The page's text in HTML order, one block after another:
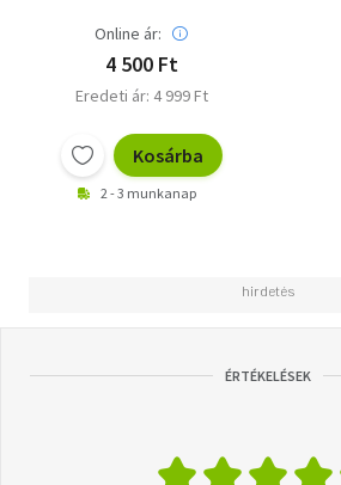
Online ár:
4 500 Ft
Eredeti ár: 4 999 Ft
Kosárba
2 - 3 munkanap
ÉRTÉKELÉSEK